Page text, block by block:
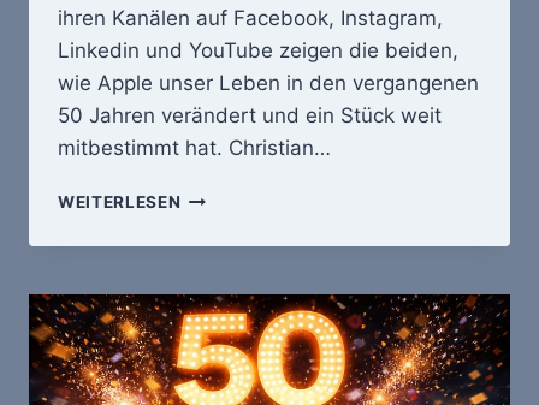
ihren Kanälen auf Facebook, Instagram,
Linkedin und YouTube zeigen die beiden,
wie Apple unser Leben in den vergangenen
50 Jahren verändert und ein Stück weit
mitbestimmt hat. Christian…
WEITERLESEN IN
KISTEN
EIN
HALBES
APPLE-
JAHRHUNDERT
–